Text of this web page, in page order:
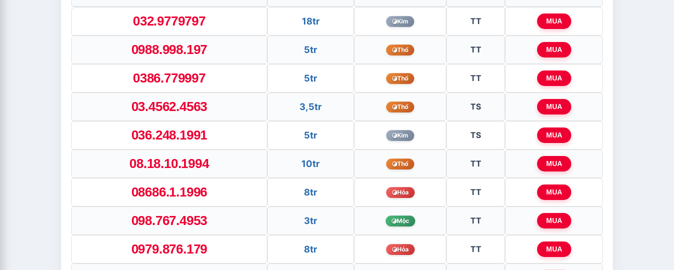
032.9779797 18tr Kim TT MUA
0988.998.197 5tr Thổ TT MUA
0386.779997 5tr Thổ TT MUA
03.4562.4563 3,5tr Thổ TS MUA
036.248.1991 5tr Kim TS MUA
08.18.10.1994 10tr Thổ TT MUA
08686.1.1996 8tr Hỏa TT MUA
098.767.4953 3tr Mộc TT MUA
0979.876.179 8tr Hỏa TT MUA